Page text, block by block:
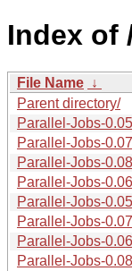
Index of
File Name ↓
Parent directory/
Parallel-Jobs-
Parallel-Jobs-
Parallel-Jobs-
Parallel-Jobs-
Parallel-Jobs-
Parallel-Jobs-
Parallel-Jobs-
Parallel-Jobs-